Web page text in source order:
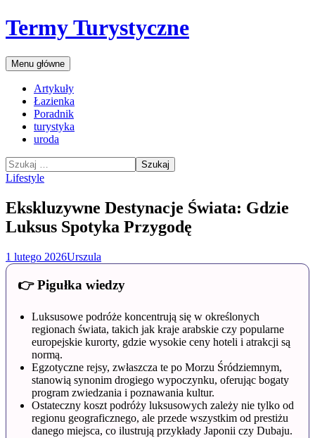
Przejdź
do
Termy Turystyczne
Szukaj
Menu główne
Artykuły
Łazienka
Poradnik
turystyka
uroda
Szukaj:
Lifestyle
Ekskluzywne Destynacje Świata: Gdzie
Luksus Spotyka Przygodę
1 lutego 2026Urszula
👉 Pigułka wiedzy
Luksusowe podróże koncentrują się w określonych
regionach świata, takich jak kraje arabskie czy popularne
europejskie kurorty, gdzie wysokie ceny hoteli i atrakcji są
normą.
Egzotyczne rejsy, zwłaszcza te po Morzu Śródziemnym,
stanowią synonim drogiego wypoczynku, oferując bogaty
program zwiedzania i poznawania kultur.
Ostateczny koszt podróży luksusowych zależy nie tylko od
regionu geograficznego, ale przede wszystkim od prestiżu
danego miejsca, co ilustrują przykłady Japonii czy Dubaju.